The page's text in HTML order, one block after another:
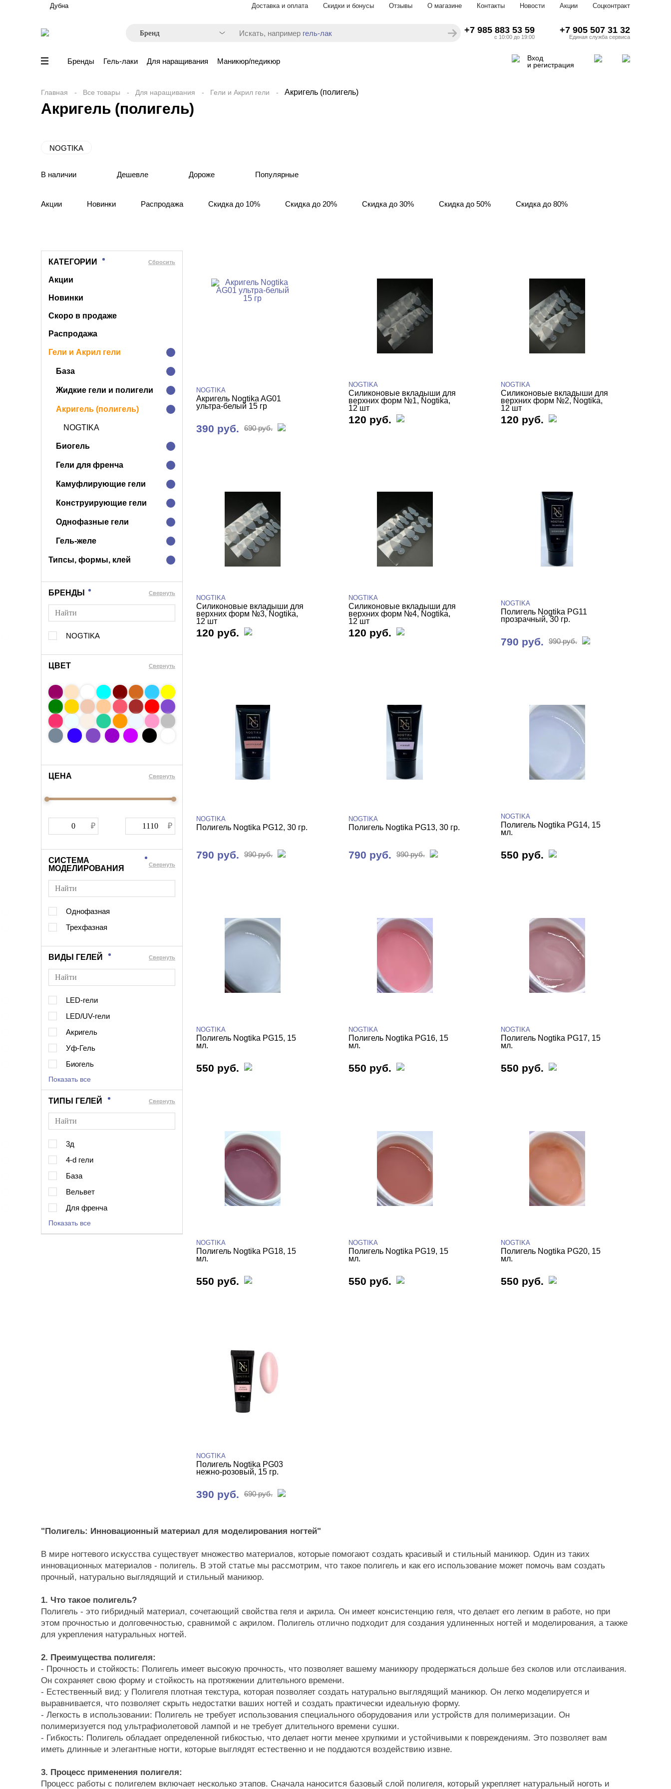
Дубна Доставка и оплата Скидки и бонусы Отзывы О магазине Контакты Новости Акции Соцконтракт
Искать, например гель-лак +7 985 883 53 59
с 10:00 до 19:00
+7 905 507 31 32
Единая служба сервиса
Бренды Гель-лаки Для наращивания Маникюр/педикюр
Вход
и регистрация
Главная Все товары Для наращивания Гели и Акрил гели Акригель (полигель)
Акригель (полигель)
NOGTIKA
В наличии Дешевле Дороже Популярные
Акции Новинки Распродажа Скидка до 10% Скидка до 20% Скидка до 30% Скидка до 50% Скидка до 80%
КАТЕГОРИИ Cбросить
Акции
Новинки
Скоро в продаже
Распродажа
Гели и Акрил гели
База
Жидкие гели и полигели
Акригель (полигель)
NOGTIKA
Биогель
Гели для френча
Камуфлирующие гели
Конструирующие гели
Однофазные гели
Гель-желе
Типсы, формы, клей
БРЕНДЫ Cвернуть
NOGTIKA
ЦВЕТ Свернуть
ЦЕНА Cвернуть
СИСТЕМА
МОДЕЛИРОВАНИЯ
Cвернуть
Однофазная
Трехфазная
ВИДЫ ГЕЛЕЙ Cвернуть
LED-гели
LED/UV-гели
Акригель
Уф-Гель
Биогель
Показать все
ТИПЫ ГЕЛЕЙ Cвернуть
3д
4-d гели
База
Вельвет
Для френча
Показать все
NOGTIKA
Акригель Nogtika AG01
ультра-белый 15 гр
390 руб. 690 руб.
NOGTIKA
Силиконовые вкладыши для
верхних форм №1, Nogtika,
12 шт
120 руб.
NOGTIKA
Силиконовые вкладыши для
верхних форм №2, Nogtika,
12 шт
120 руб.
NOGTIKA
Силиконовые вкладыши для
верхних форм №3, Nogtika,
12 шт
120 руб.
NOGTIKA
Силиконовые вкладыши для
верхних форм №4, Nogtika,
12 шт
120 руб.
NOGTIKA
Полигель Nogtika PG11
прозрачный, 30 гр.
790 руб. 990 руб.
NOGTIKA
Полигель Nogtika PG12, 30 гр.
790 руб. 990 руб.
NOGTIKA
Полигель Nogtika PG13, 30 гр.
790 руб. 990 руб.
NOGTIKA
Полигель Nogtika PG14, 15
мл.
550 руб.
NOGTIKA
Полигель Nogtika PG15, 15
мл.
550 руб.
NOGTIKA
Полигель Nogtika PG16, 15
мл.
550 руб.
NOGTIKA
Полигель Nogtika PG17, 15
мл.
550 руб.
NOGTIKA
Полигель Nogtika PG18, 15
мл.
550 руб.
NOGTIKA
Полигель Nogtika PG19, 15
мл.
550 руб.
NOGTIKA
Полигель Nogtika PG20, 15
мл.
550 руб.
NOGTIKA
Полигель Nogtika PG03
нежно-розовый, 15 гр.
390 руб. 690 руб.
"Полигель: Инновационный материал для моделирования ногтей"
В мире ногтевого искусства существует множество материалов, которые помогают создать красивый и стильный маникюр. Один из таких
инновационных материалов - полигель. В этой статье мы рассмотрим, что такое полигель и как его использование может помочь вам создать
прочный, натурально выглядящий и стильный маникюр.
1. Что такое полигель?
Полигель - это гибридный материал, сочетающий свойства геля и акрила. Он имеет консистенцию геля, что делает его легким в работе, но при
этом прочностью и долговечностью, сравнимой с акрилом. Полигель отлично подходит для создания удлиненных ногтей и моделирования, а также
для укрепления натуральных ногтей.
2. Преимущества полигеля:
- Прочность и стойкость: Полигель имеет высокую прочность, что позволяет вашему маникюру продержаться дольше без сколов или отслаивания.
Он сохраняет свою форму и стойкость на протяжении длительного времени.
- Естественный вид: у Полигеля плотная текстура, которая позволяет создать натурально выглядящий маникюр. Он легко моделируется и
выравнивается, что позволяет скрыть недостатки ваших ногтей и создать практически идеальную форму.
- Легкость в использовании: Полигель не требует использования специального оборудования или устройств для полимеризации. Он
полимеризуется под ультрафиолетовой лампой и не требует длительного времени сушки.
- Гибкость: Полигель обладает определенной гибкостью, что делает ногти менее хрупкими и устойчивыми к повреждениям. Это позволяет вам
иметь длинные и элегантные ногти, которые выглядят естественно и не поддаются воздействию извне.
3. Процесс применения полигеля:
Процесс работы с полигелем включает несколько этапов. Сначала наносится базовый слой полигеля, который укрепляет натуральный ноготь и